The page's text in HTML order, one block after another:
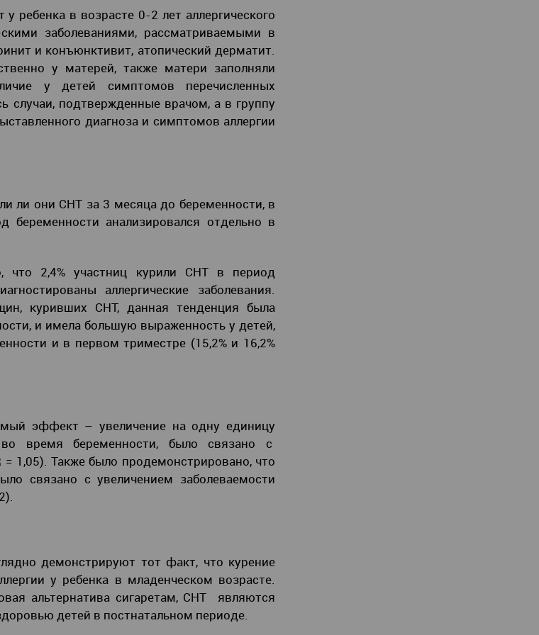
ребенка в возрасте 0-2 лет аллергического
заболеваниями, рассматриваемыми в
и конъюнктивит, атопический дерматит.
у матерей, также матери заполняли
у детей симптомов перечисленных
случаи, подтвержденные врачом, а в группу
диагноза и симптомов аллергии
ли они СНТ за 3 месяца до беременности, в
беременности анализировался отдельно в
что 2,4% участниц курили СНТ в период
аллергические заболевания.
куривших СНТ, данная тенденция была
и имела большую выраженность у детей,
и в первом триместре (15,2% и 16,2%
эффект – увеличение на одну единицу
время беременности, было связано с
= 1,05). Также было продемонстрировано, что
связано с увеличением заболеваемости
демонстрируют тот факт, что курение
у ребенка в младенческом возрасте.
альтернатива сигаретам, СНТ являются
детей в постнатальном периоде.